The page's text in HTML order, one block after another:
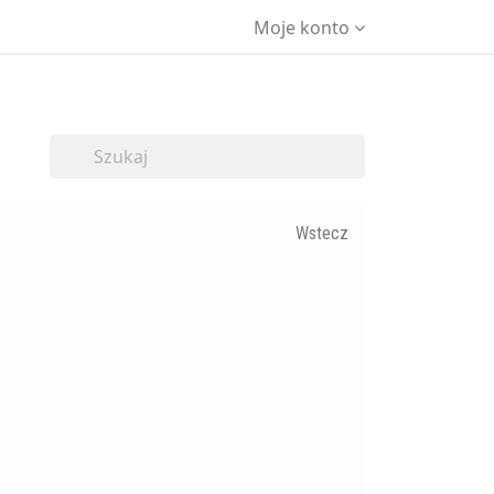
Moje konto
Wstecz